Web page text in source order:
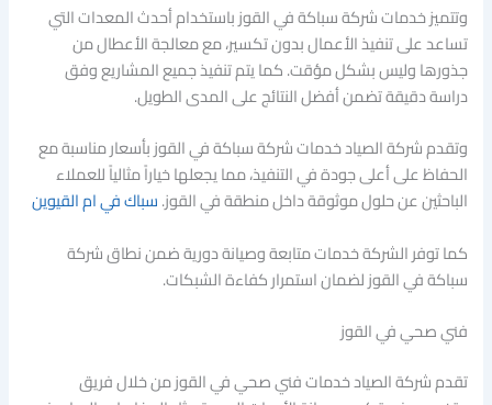
وتتميز خدمات شركة سباكة في القوز باستخدام أحدث المعدات التي
تساعد على تنفيذ الأعمال بدون تكسير، مع معالجة الأعطال من
جذورها وليس بشكل مؤقت. كما يتم تنفيذ جميع المشاريع وفق
دراسة دقيقة تضمن أفضل النتائج على المدى الطويل.
وتقدم شركة الصياد خدمات شركة سباكة في القوز بأسعار مناسبة مع
الحفاظ على أعلى جودة في التنفيذ، مما يجعلها خياراً مثالياً للعملاء
الباحثين عن حلول موثوقة داخل منطقة في القوز.سباك في ام القيوين
كما توفر الشركة خدمات متابعة وصيانة دورية ضمن نطاق شركة
سباكة في القوز لضمان استمرار كفاءة الشبكات.
فني صحي في القوز
تقدم شركة الصياد خدمات فني صحي في القوز من خلال فريق